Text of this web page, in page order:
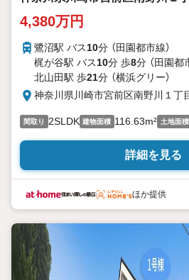
4,380万円
鷺沼駅 バス10分 （田園都市線）
梶が谷駅 バス10分 歩8分 （田園都
北山田駅 歩21分 （横浜グリー）
神奈川県川崎市宮前区南野川１丁
間取り 2SLDK 建物面積 116.63m² 土地面積
詳細を見る
ほか提供